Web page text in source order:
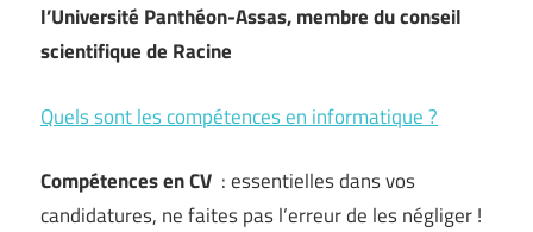
l’Université Panthéon-Assas, membre du conseil
scientifique de Racine
Quels sont les compétences en informatique ?
Compétences en CV : essentielles dans vos
candidatures, ne faites pas l’erreur de les négliger !